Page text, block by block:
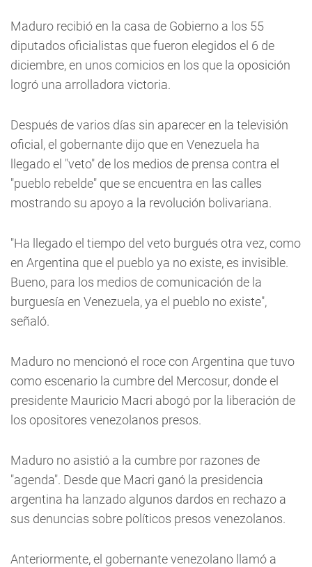
Maduro recibió en la casa de Gobierno a los 55
diputados oficialistas que fueron elegidos el 6 de
diciembre, en unos comicios en los que la oposición
logró una arrolladora victoria.
Después de varios días sin aparecer en la televisión
oficial, el gobernante dijo que en Venezuela ha
llegado el "veto" de los medios de prensa contra el
"pueblo rebelde" que se encuentra en las calles
mostrando su apoyo a la revolución bolivariana.
"Ha llegado el tiempo del veto burgués otra vez, como
en Argentina que el pueblo ya no existe, es invisible.
Bueno, para los medios de comunicación de la
burguesía en Venezuela, ya el pueblo no existe",
señaló.
Maduro no mencionó el roce con Argentina que tuvo
como escenario la cumbre del Mercosur, donde el
presidente Mauricio Macri abogó por la liberación de
los opositores venezolanos presos.
Maduro no asistió a la cumbre por razones de
"agenda". Desde que Macri ganó la presidencia
argentina ha lanzado algunos dardos en rechazo a
sus denuncias sobre políticos presos venezolanos.
Anteriormente, el gobernante venezolano llamó a